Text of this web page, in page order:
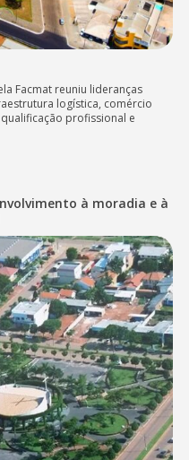
Facmat reuniu lideranças
logística, comércio
profissional e
à moradia e à